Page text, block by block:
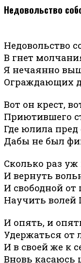
Недовольство
Недовольство
В гнет
Я нечаянно
Ограждающих
Вот он крест,
Приютившего
Где юлила
Дабы не был
Сколько раз уж
И вернуть
И свободной
Научить волей
И опять, и
Удержаться от
И в своей же к
Вновь касаюсь